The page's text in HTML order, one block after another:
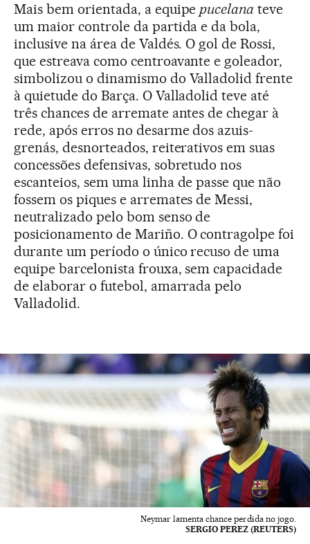
Mais bem orientada, a equipepucelana teve
um maior controle da partida e da bola,
inclusive na área de Valdés. O gol de Rossi,
que estreava como centroavante e goleador,
simbolizou o dinamismo do Valladolid frente
à quietude do Barça. O Valladolid teve até
três chances de arremate antes de chegar à
rede, após erros no desarme dos azuis-
grenás, desnorteados, reiterativos em suas
concessões defensivas, sobretudo nos
escanteios, sem uma linha de passe que não
fossem os piques e arremates de Messi,
neutralizado pelo bom senso de
posicionamento de Mariño. O contragolpe foi
durante um período o único recuso de uma
equipe barcelonista frouxa, sem capacidade
de elaborar o futebol, amarrada pelo
Valladolid.
Neymar lamenta chance perdida no jogo.
SERGIO PEREZ (REUTERS)